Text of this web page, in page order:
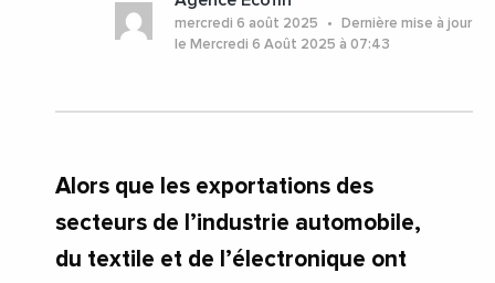
mercredi 6 août 2025
Dernière mise à jour
le Mercredi 6 Août 2025 à 07:43
Alors que les exportations des
secteurs de l’industrie automobile,
du textile et de l’électronique ont